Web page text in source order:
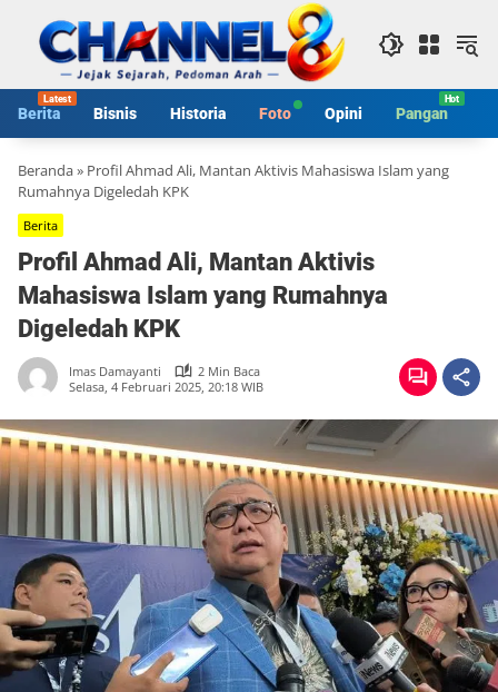
konten
Berita Bisnis Historia Foto Opini Pangan
Beranda» Profil Ahmad Ali, Mantan Aktivis Mahasiswa Islam yang
Rumahnya Digeledah KPK
Berita
Profil Ahmad Ali, Mantan Aktivis
Mahasiswa Islam yang Rumahnya
Digeledah KPK
Imas Damayanti
2 Min Baca
Selasa, 4 Februari 2025, 20:18 WIB